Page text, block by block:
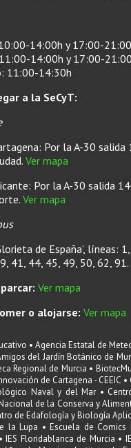
14:00h y 17:00-
14:00h y 17:00-
11:00-14:30h
a la SeCyT:
Por la A-30 salida
Ver mapa
Por la A-30 salida
Ver mapa
de España’, líneas:
41, 44, 45, 49, 50, 62, 91.
Ver mapa
o alojarse: Ver mapa
• Agencia Estatal de
del Jardín Botánico de
Regional de Murcia •
de Cartagena -
Naval y del Mar •
de la Conserva y
de Edafología y Biología
• Escuela de Comics
Floridablanca de Murcia •